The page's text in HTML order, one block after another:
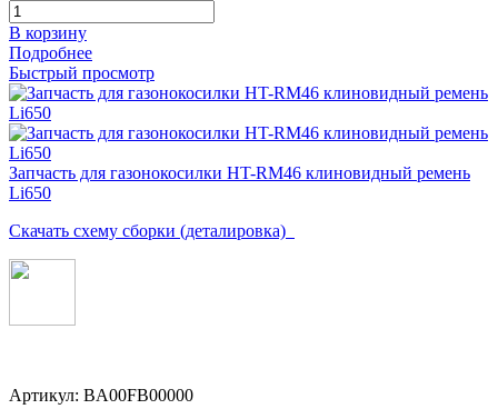
В корзину
Подробнее
Быстрый просмотр
Запчасть для газонокосилки HT-RM46 клиновидный ремень
Li650
Скачать схему сборки (деталировка)
Артикул: BA00FB00000